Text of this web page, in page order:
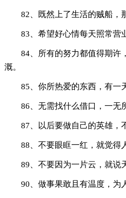
82、既然上了生活的贼船，
83、希望好心情每天照常营
84、所有的努力都值得期许
溉。
85、你所热爱的东西，有一
86、无需找什么借口，一无
87、以后要做自己的英雄，
88、不要眼眶一红，就觉得
89、不要因为一片云，就说
90、做事果敢且有温度，为